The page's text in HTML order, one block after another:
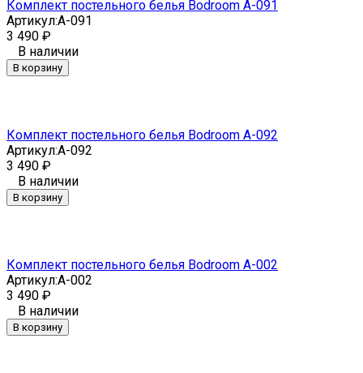
Комплект постельного белья Bodroom A-091
Артикул:A-091
3 490 ₽
В наличии
В корзину
Комплект постельного белья Bodroom A-092
Артикул:A-092
3 490 ₽
В наличии
В корзину
Комплект постельного белья Bodroom A-002
Артикул:A-002
3 490 ₽
В наличии
В корзину